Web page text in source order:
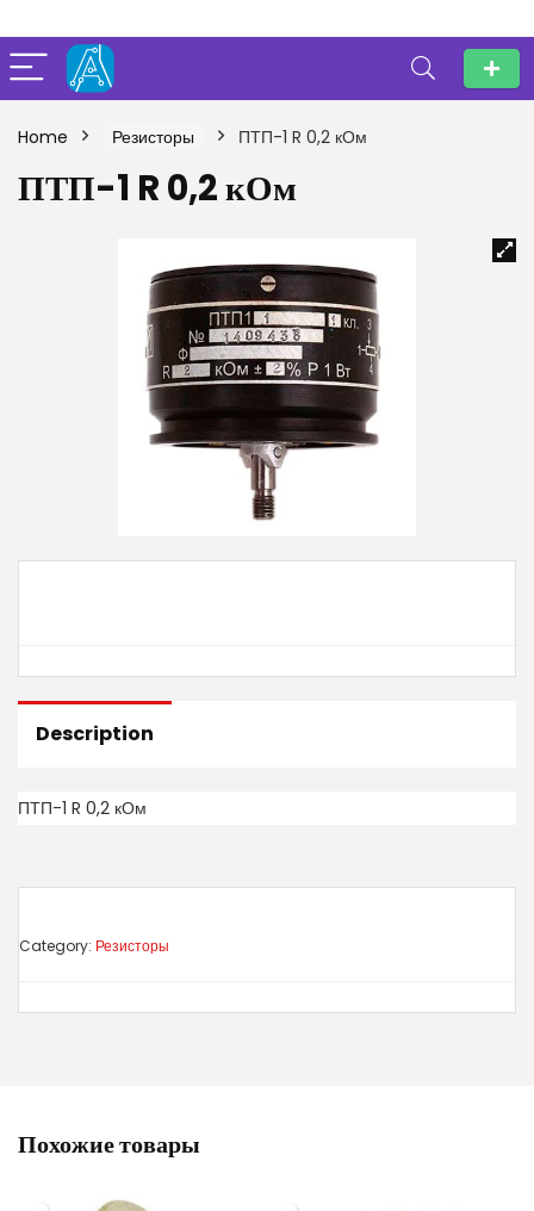
Home Резисторы ПТП-1 R 0,2 кОм
ПТП-1 R 0,2 кОм
Description
ПТП-1 R 0,2 кОм
Category: Резисторы
Похожие товары